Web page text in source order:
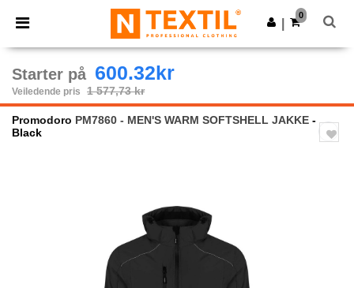
× Ntextil-app
Bedre priser i appen!
Last ned app
0
Starter på 600.32kr
Veiledende pris 1 577,73 kr
Promodoro PM7860 - MEN'S WARM SOFTSHELL JAKKE -
Black